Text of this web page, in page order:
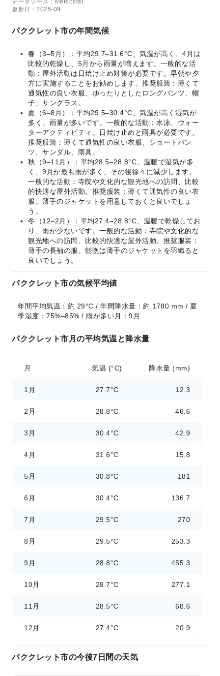
データソース：Meteostat
更新日：2025-09
パククレット市の年間気候
春（3–5月）：平均29.7–31.6°C、気温が高く、4月は
比較的乾燥し、5月から雨量が増えます。一般的な活
動：屋外活動は日焼け止め対策が必要です。早朝や夕
方に実施することをお勧めします。推奨服装：薄くて
通気性の良い衣服、ゆったりとしたロングパンツ、帽
子、サングラス。
夏（6–8月）：平均29.5–30.4°C、気温が高く湿気が
多く、雨量が多いです。一般的な活動：水泳、ウォー
ターアクティビティ。日焼け止めと雨具が必要です。
推奨服装：薄くて通気性の良い衣服、ショートパン
ツ、サンダル、雨具。
秋（9–11月）：平均28.5–28.8°C、温暖で湿気が多
く、9月が最も雨が多く、その後徐々に減少します。
一般的な活動：寺院や文化的な観光地への訪問、比較
的快適な屋外活動。推奨服装：薄くて通気性の良い衣
服。薄手のジャケットを用意しておくと良いでしょ
う。
冬（12–2月）：平均27.4–28.8°C、温暖で乾燥してお
り、雨が少ないです。一般的な活動：寺院や文化的な
観光地への訪問、比較的快適な屋外活動。推奨服装：
薄手の長袖の服。朝晩は薄手のジャケットを羽織ると
良いでしょう。
パククレット市の気候平均値
年間平均気温：約 29°C / 年間降水量：約 1780 mm / 夏
季湿度：75%–85% / 雨が多い月：9月
パククレット市月の平均気温と降水量
月 気温 (°C) 降水量 (mm)
1月 27.7°C 12.3
2月 28.8°C 46.6
3月 30.4°C 42.9
4月 31.6°C 15.8
5月 30.8°C 181
6月 30.4°C 136.7
7月 29.5°C 270
8月 29.5°C 253.3
9月 28.8°C 455.3
10月 28.7°C 277.1
11月 28.5°C 68.6
12月 27.4°C 20.9
パククレット市の今後7日間の天気